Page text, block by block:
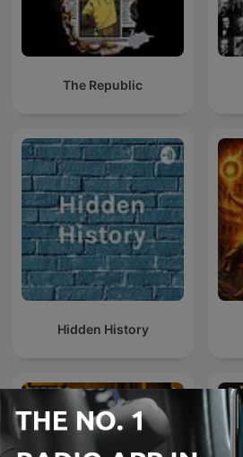
The Republic
Hidden History